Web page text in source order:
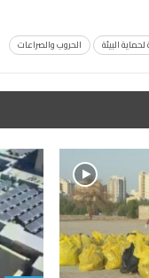
البيئة الحروب والصراعات